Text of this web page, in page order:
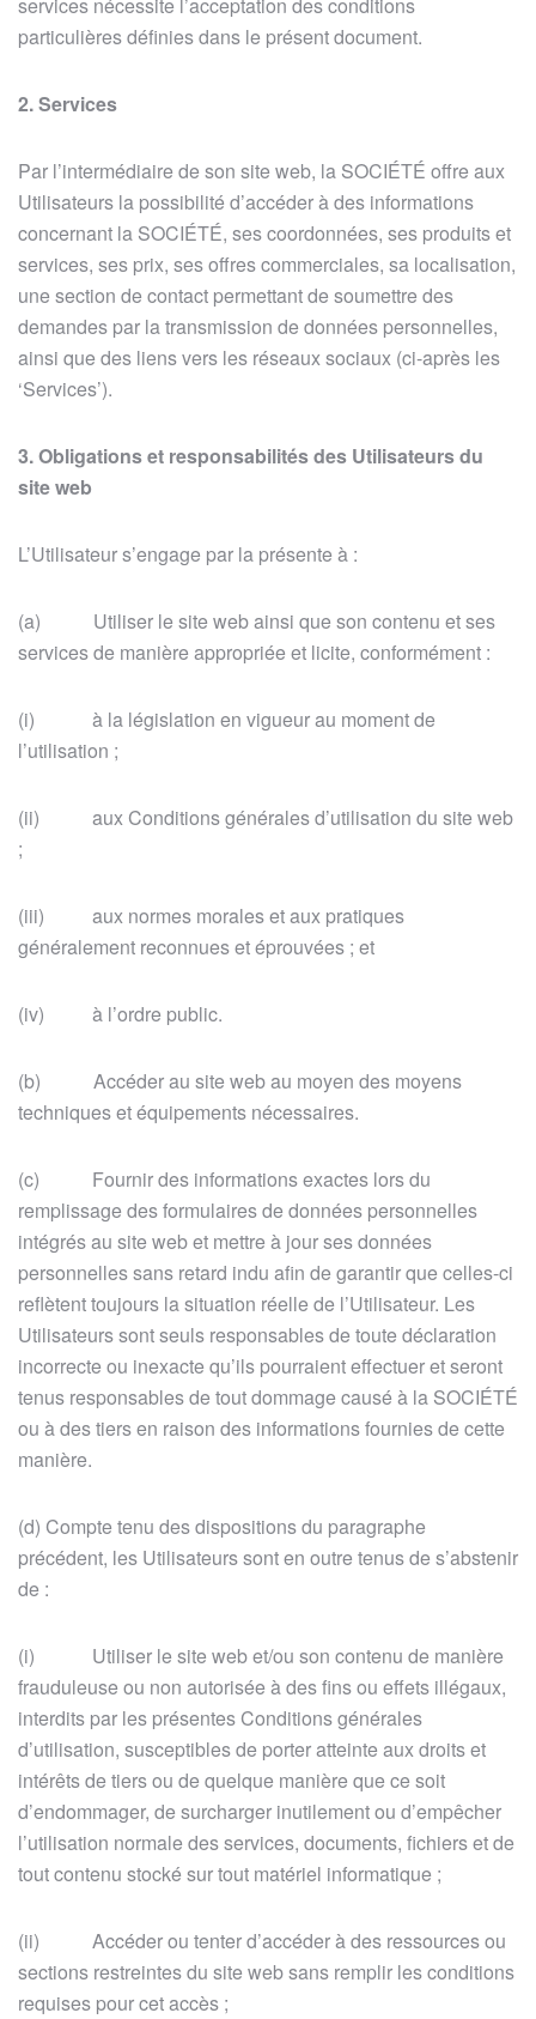
particulières définies dans le présent document.
2.Services
Par l’intermédiaire de son site web, la SOCIÉTÉ offre aux
Utilisateurs la possibilité d’accéder à des informations
concernant la SOCIÉTÉ, ses coordonnées, ses produits et
services, ses prix, ses offres commerciales, sa localisation,
une section de contact permettant de soumettre des
demandes par la transmission de données personnelles,
ainsi que des liens vers les réseaux sociaux (ci-après les
‘Services’).
3. Obligations et responsabilités des Utilisateurs du
site web
L’Utilisateur s’engage par la présente à :
(a) Utiliser le site web ainsi que son contenu et ses
services de manière appropriée et licite, conformément :
(i) à la législation en vigueur au moment de
l’utilisation ;
(ii) aux Conditions générales d’utilisation du site web
;
(iii) aux normes morales et aux pratiques
généralement reconnues et éprouvées ; et
(iv) à l’ordre public.
(b) Accéder au site web au moyen des moyens
techniques et équipements nécessaires.
(c) Fournir des informations exactes lors du
remplissage des formulaires de données personnelles
intégrés au site web et mettre à jour ses données
personnelles sans retard indu afin de garantir que celles-ci
reflètent toujours la situation réelle de l’Utilisateur. Les
Utilisateurs sont seuls responsables de toute déclaration
incorrecte ou inexacte qu’ils pourraient effectuer et seront
tenus responsables de tout dommage causé à la SOCIÉTÉ
ou à des tiers en raison des informations fournies de cette
manière.
(d) Compte tenu des dispositions du paragraphe
précédent, les Utilisateurs sont en outre tenus de s’abstenir
de :
(i) Utiliser le site web et/ou son contenu de manière
frauduleuse ou non autorisée à des fins ou effets illégaux,
interdits par les présentes Conditions générales
d’utilisation, susceptibles de porter atteinte aux droits et
intérêts de tiers ou de quelque manière que ce soit
d’endommager, de surcharger inutilement ou d’empêcher
l’utilisation normale des services, documents, fichiers et de
tout contenu stocké sur tout matériel informatique ;
(ii) Accéder ou tenter d’accéder à des ressources ou
sections restreintes du site web sans remplir les conditions
requises pour cet accès ;